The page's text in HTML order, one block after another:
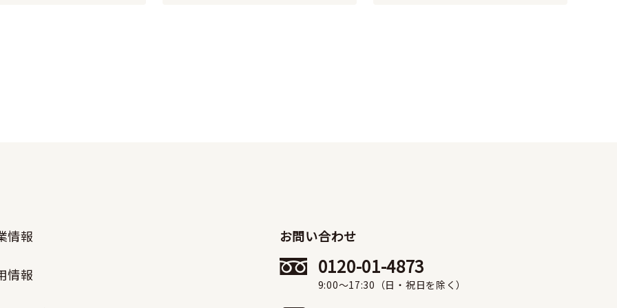
情報
情報
お問い合わせ
0120-01-4873
9:00〜17:30（日・祝日を除く）